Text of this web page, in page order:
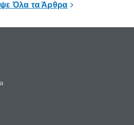
Όλα τα Άρθρα